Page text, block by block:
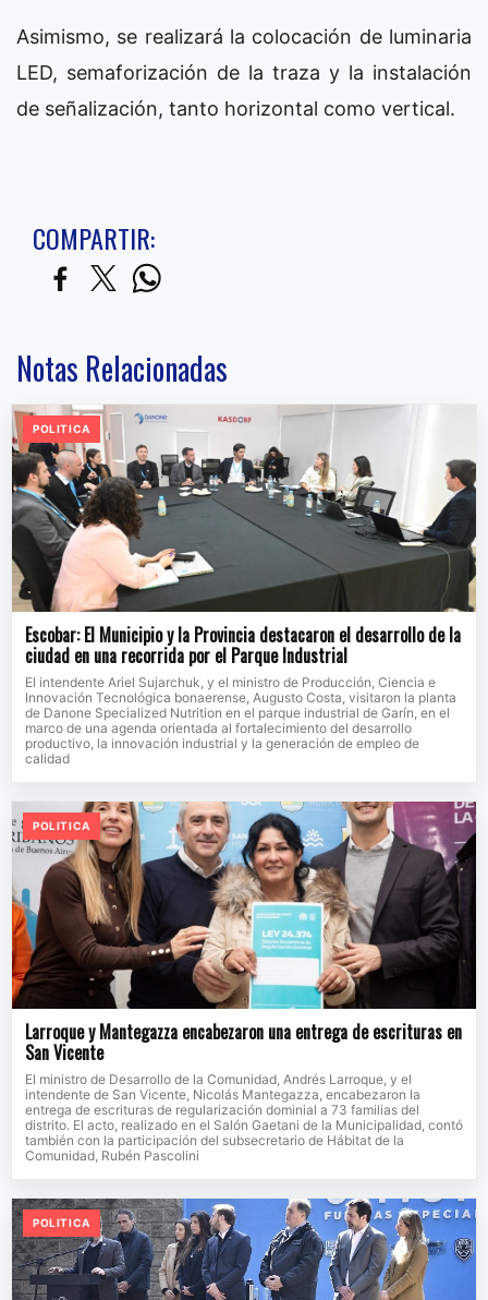
Asimismo, se realizará la colocación de luminaria
LED, semaforización de la traza y la instalación
de señalización, tanto horizontal como vertical.
COMPARTIR:
Notas Relacionadas
POLITICA
Escobar: El Municipio y la Provincia destacaron el desarrollo de la
ciudad en una recorrida por el Parque Industrial
El intendente Ariel Sujarchuk, y el ministro de Producción, Ciencia e
Innovación Tecnológica bonaerense, Augusto Costa, visitaron la planta
de Danone Specialized Nutrition en el parque industrial de Garín, en el
marco de una agenda orientada al fortalecimiento del desarrollo
productivo, la innovación industrial y la generación de empleo de
calidad
POLITICA
Larroque y Mantegazza encabezaron una entrega de escrituras en
San Vicente
El ministro de Desarrollo de la Comunidad, Andrés Larroque, y el
intendente de San Vicente, Nicolás Mantegazza, encabezaron la
entrega de escrituras de regularización dominial a 73 familias del
distrito. El acto, realizado en el Salón Gaetani de la Municipalidad, contó
también con la participación del subsecretario de Hábitat de la
Comunidad, Rubén Pascolini
POLITICA